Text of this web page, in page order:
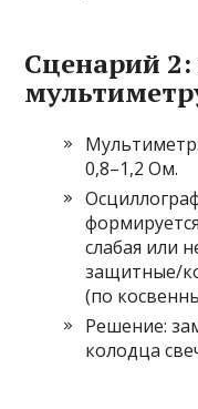
Сценарий
0,8–1,2 Ом.
слабая или
защитные/
(по
Решение:
колодца